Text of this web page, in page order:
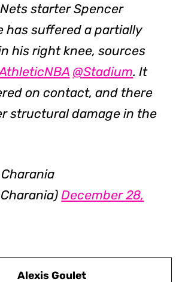
starter Spencer
has suffered a partially
his right knee, sources
@Stadium. It
on contact, and there
structural damage in the
December 28,
Alexis Goulet